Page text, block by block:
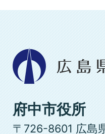
広
島
県
府
中
府中市役所
〒726-8601 広島